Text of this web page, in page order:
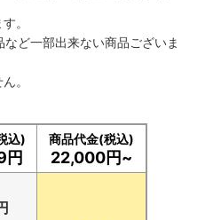
。
など一部出来ない商品ございま
。
込)
円
商品代金(税込)
22,000円~